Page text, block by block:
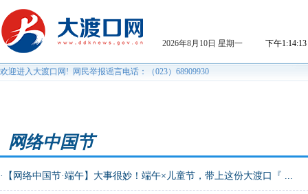
网络中国节
· 【网络中国节·端午】大事很妙！端午×儿童节，带上这份大渡口『 ...